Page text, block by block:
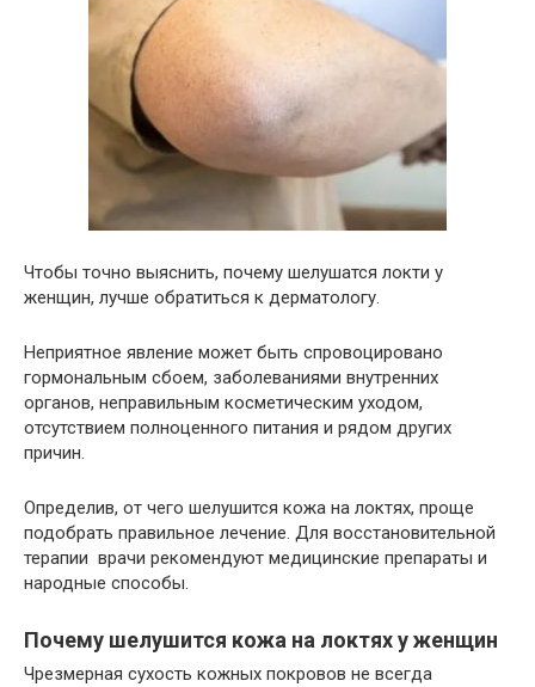
Чтобы точно выяснить, почему шелушатся локти у
женщин, лучше обратиться к дерматологу.
Неприятное явление может быть спровоцировано
гормональным сбоем, заболеваниями внутренних
органов, неправильным косметическим уходом,
отсутствием полноценного питания и рядом других
причин.
Определив, от чего шелушится кожа на локтях, проще
подобрать правильное лечение. Для восстановительной
терапии врачи рекомендуют медицинские препараты и
народные способы.
Почему шелушится кожа на локтях у женщин
Чрезмерная сухость кожных покровов не всегда